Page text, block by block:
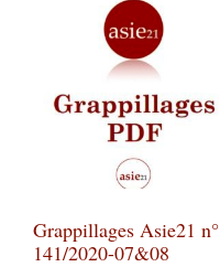
Grappillages Asie21 n°
141/2020-07&08